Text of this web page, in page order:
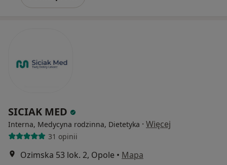
SICIAK MED
Interna, Medycyna rodzinna, Dietetyka · Więcej
31 opinii
Ozimska 53 lok. 2, Opole • Mapa